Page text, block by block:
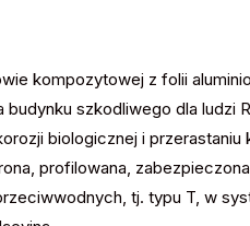
kompozytowej z folii
szkodliwego dla ludzi
biologicznej i przerastaniu
profilowana,
tj. typu T, w